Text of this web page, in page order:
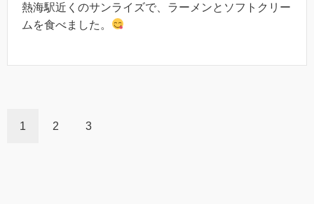
熱海駅近くのサンライズで、ラーメンとソフトクリー
ムを食べました。
1 2 3